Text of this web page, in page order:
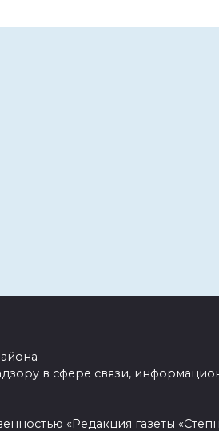
в сфере связи,
«Редакция газеты